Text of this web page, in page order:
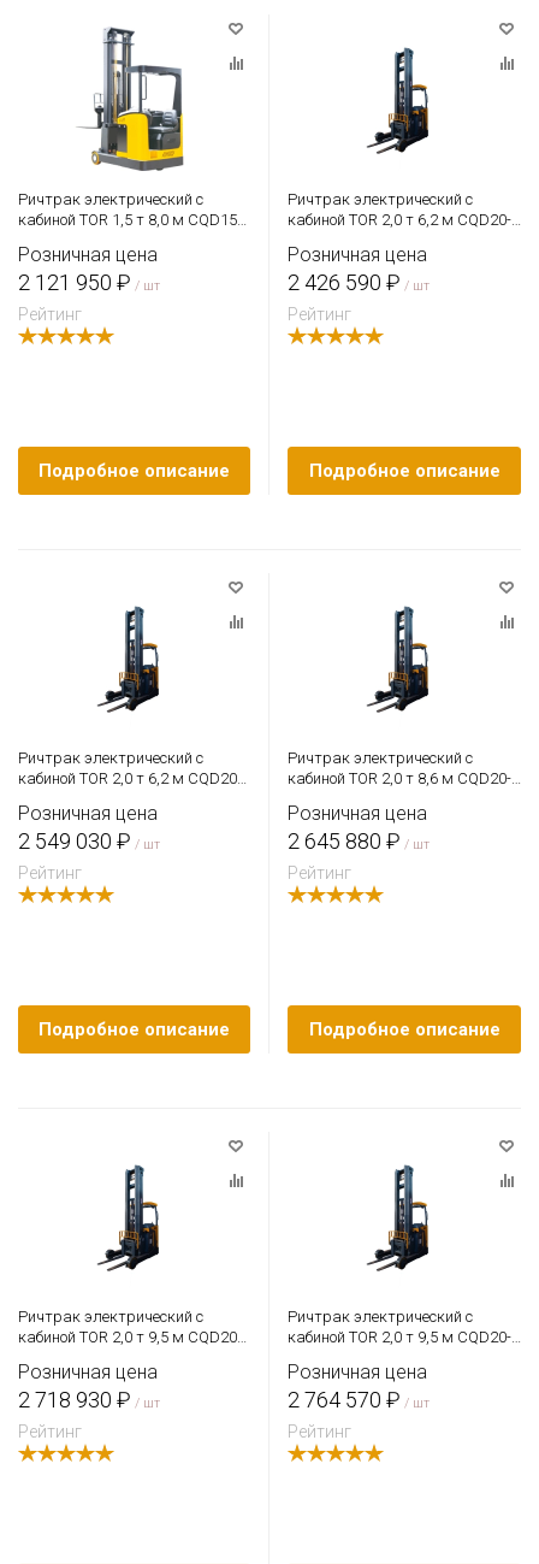
Ричтрак электрический с
кабиной TOR 1,5 т 8,0 м CQD15
Розничная цена
2 121 950 ₽ / шт
Рейтинг
Подробное описание
Ричтрак электрический с
кабиной TOR 2,0 т 6,2 м CQD20-
Розничная цена
2 426 590 ₽ / шт
Рейтинг
Подробное описание
Ричтрак электрический с
кабиной TOR 2,0 т 6,2 м CQD20-
Розничная цена
2 549 030 ₽ / шт
Рейтинг
Подробное описание
Ричтрак электрический с
кабиной TOR 2,0 т 8,6 м CQD20-
Розничная цена
2 645 880 ₽ / шт
Рейтинг
Подробное описание
Ричтрак электрический с
кабиной TOR 2,0 т 9,5 м CQD20-
Розничная цена
2 718 930 ₽ / шт
Рейтинг
Ричтрак электрический с
кабиной TOR 2,0 т 9,5 м CQD20-
Розничная цена
2 764 570 ₽ / шт
Рейтинг